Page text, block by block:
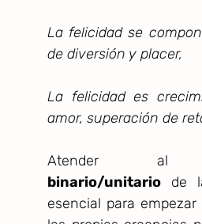
La felicidad se
de diversión y placer,
La felicidad es
amor, superación de
Atender
binario/unitario de
esencial para